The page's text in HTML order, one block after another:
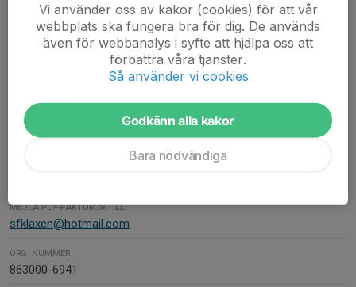
september kl. 12.00 - 14.00
Mer information finns under Perioder och priser.
FAKTURAADRESS
SFK Laxen
MEJLA PDF-FAKTUROR TILL
sfklaxen@hotmail.com
ORG. NUMMER
863000-6941
Vi använder oss av kakor (cookies) för att vår
webbplats ska fungera bra för dig. De används
även för webbanalys i syfte att hjälpa oss att
förbättra våra tjänster.
Så använder vi cookies
Godkänn alla kakor
Bara nödvändiga